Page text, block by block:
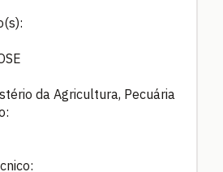
da Agricultura, Pecuária